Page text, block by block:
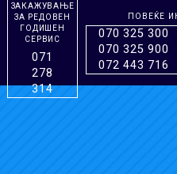
ЗАКАЖУВАЊЕ
ЗА РЕДОВЕН
ГОДИШЕН
СЕРВИС
071
278
314
ПОВЕЌЕ
070 325 300
070 325 900
072 443 716